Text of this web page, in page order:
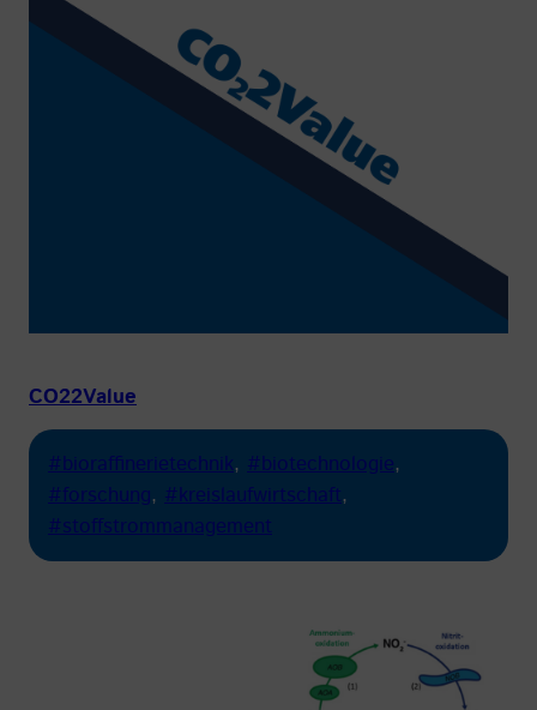
CO22Value
#bioraffinerietechnik, #biotechnologie
#forschung, #kreislaufwirtschaft
#stoffstrommanagement